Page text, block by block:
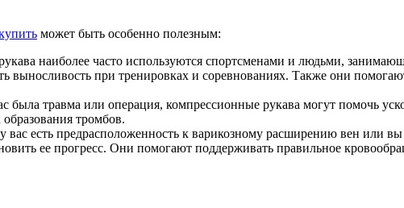
может быть особенно полезным:
наиболее часто используются спортсменами и людьми,
выносливость при тренировках и соревнованиях. Также они
была травма или операция, компрессионные рукава могут помочь
тромбов.
есть предрасположенность к варикозному расширению вен или
ее прогресс. Они помогают поддерживать правильное